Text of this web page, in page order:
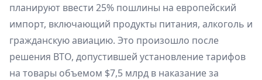
планируют ввести 25% пошлины на европейский
импорт, включающий продукты питания, алкоголь и
гражданскую авиацию. Это произошло после
решения ВТО, допустившей установление тарифов
на товары объемом $7,5 млрд в наказание за